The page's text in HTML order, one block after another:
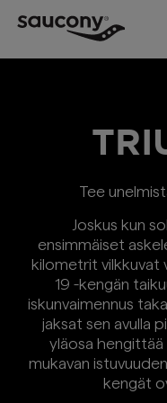
Tee
Joskus kun
ensimmäiset
kilometrit vilkkuvat
19 -kengän
iskunvaimennus
jaksat sen avulla
yläosa hengittää
mukavan
kengät